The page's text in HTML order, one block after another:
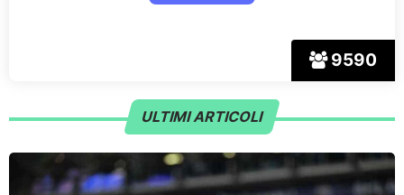
9590
ULTIMI ARTICOLI